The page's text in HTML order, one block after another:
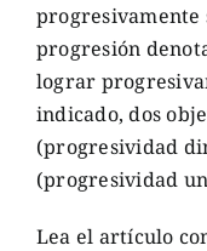
progresivamente
progresión
lograr
indicado, dos
(progresividad
(progresividad
Lea el artículo